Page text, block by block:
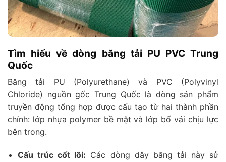
Tìm hiểu về dòng băng tải PU PVC Trung
Quốc
Băng tải PU (Polyurethane) và PVC (Polyvinyl
Chloride) nguồn gốc Trung Quốc là dòng sản phẩm
truyền động tổng hợp được cấu tạo từ hai thành phần
chính: lớp nhựa polymer bề mặt và lớp bố vải chịu lực
bên trong.
Cấu trúc cốt lõi: Các dòng dây băng tải này sử